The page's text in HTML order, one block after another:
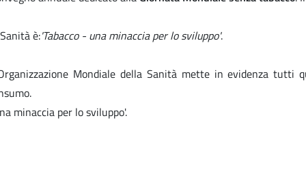
è:'Tabacco - una minaccia per lo sviluppo'.
Mondiale della Sanità mette in evidenza
minaccia per lo sviluppo'.